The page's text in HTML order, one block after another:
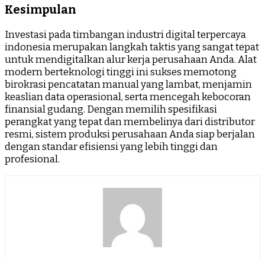
Kesimpulan
Investasi pada timbangan industri digital terpercaya
indonesia merupakan langkah taktis yang sangat tepat
untuk mendigitalkan alur kerja perusahaan Anda. Alat
modern berteknologi tinggi ini sukses memotong
birokrasi pencatatan manual yang lambat, menjamin
keaslian data operasional, serta mencegah kebocoran
finansial gudang. Dengan memilih spesifikasi
perangkat yang tepat dan membelinya dari distributor
resmi, sistem produksi perusahaan Anda siap berjalan
dengan standar efisiensi yang lebih tinggi dan
profesional.